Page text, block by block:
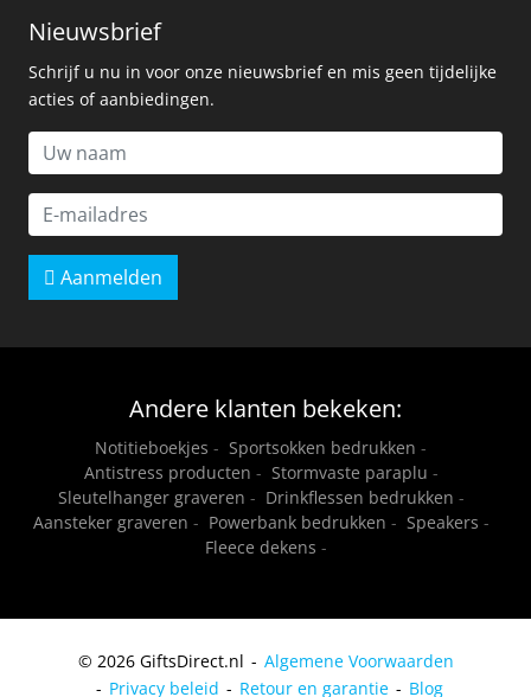
Nieuwsbrief
Schrijf u nu in voor onze nieuwsbrief en mis geen tijdelijke
acties of aanbiedingen.
Aanmelden
Andere klanten bekeken:
Notitieboekjes - Sportsokken bedrukken -
Antistress producten - Stormvaste paraplu -
Sleutelhanger graveren - Drinkflessen bedrukken -
Aansteker graveren - Powerbank bedrukken - Speakers -
Fleece dekens -
© 2026 GiftsDirect.nl
Algemene Voorwaarden
Privacy beleid
Retour en garantie Blog